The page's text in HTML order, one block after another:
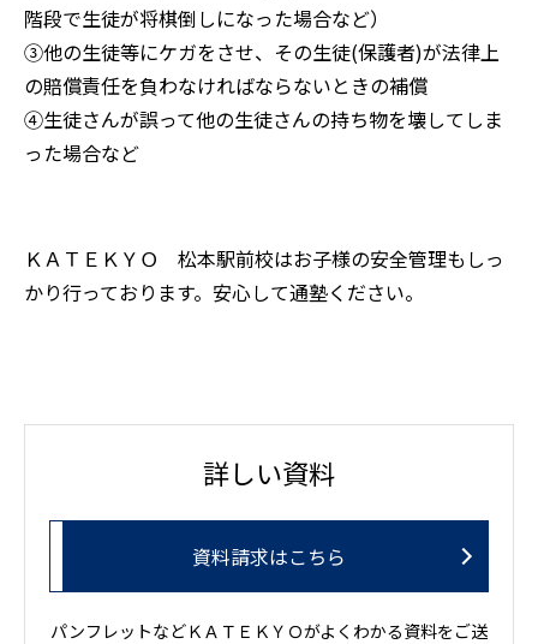
階段で生徒が将棋倒しになった場合など）
③他の生徒等にケガをさせ、その生徒(保護者)が法律上
の賠償責任を負わなければならないときの補償
④生徒さんが誤って他の生徒さんの持ち物を壊してしま
った場合など
ＫＡＴＥＫＹＯ 松本駅前校はお子様の安全管理もしっ
かり行っております。安心して通塾ください。
詳しい資料
資料請求はこちら
パンフレットなどＫＡＴＥＫＹＯがよくわかる資料をご送